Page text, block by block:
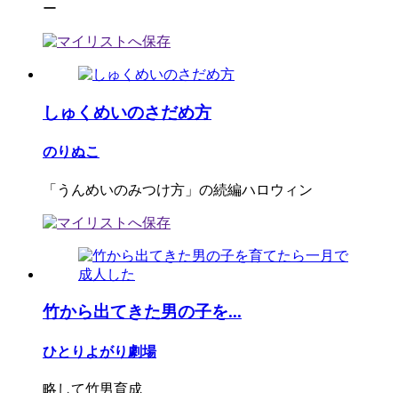
ー
しゅくめいのさだめ方
のりぬこ
「うんめいのみつけ方」の続編ハロウィン
竹から出てきた男の子を...
ひとりよがり劇場
略して竹男育成